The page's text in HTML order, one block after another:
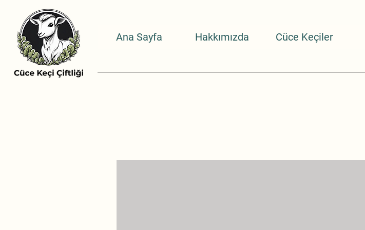
Ana Sayfa Hakkımızda Cüce Keçiler